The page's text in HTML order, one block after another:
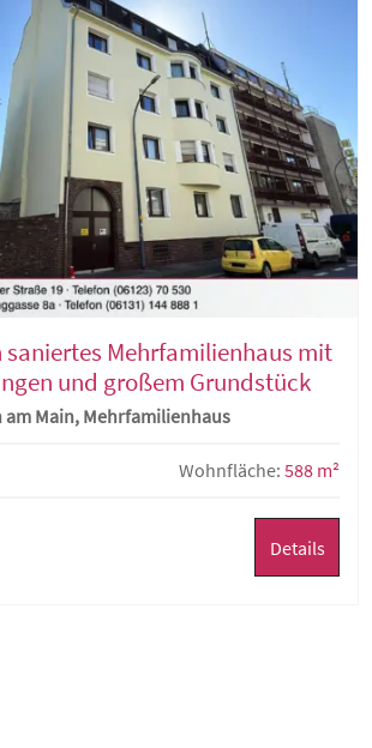
Mehrfamilienhaus mit
und großem Grundstück
am Main, Mehrfamilienhaus
Wohnfläche: 588 m²
Details